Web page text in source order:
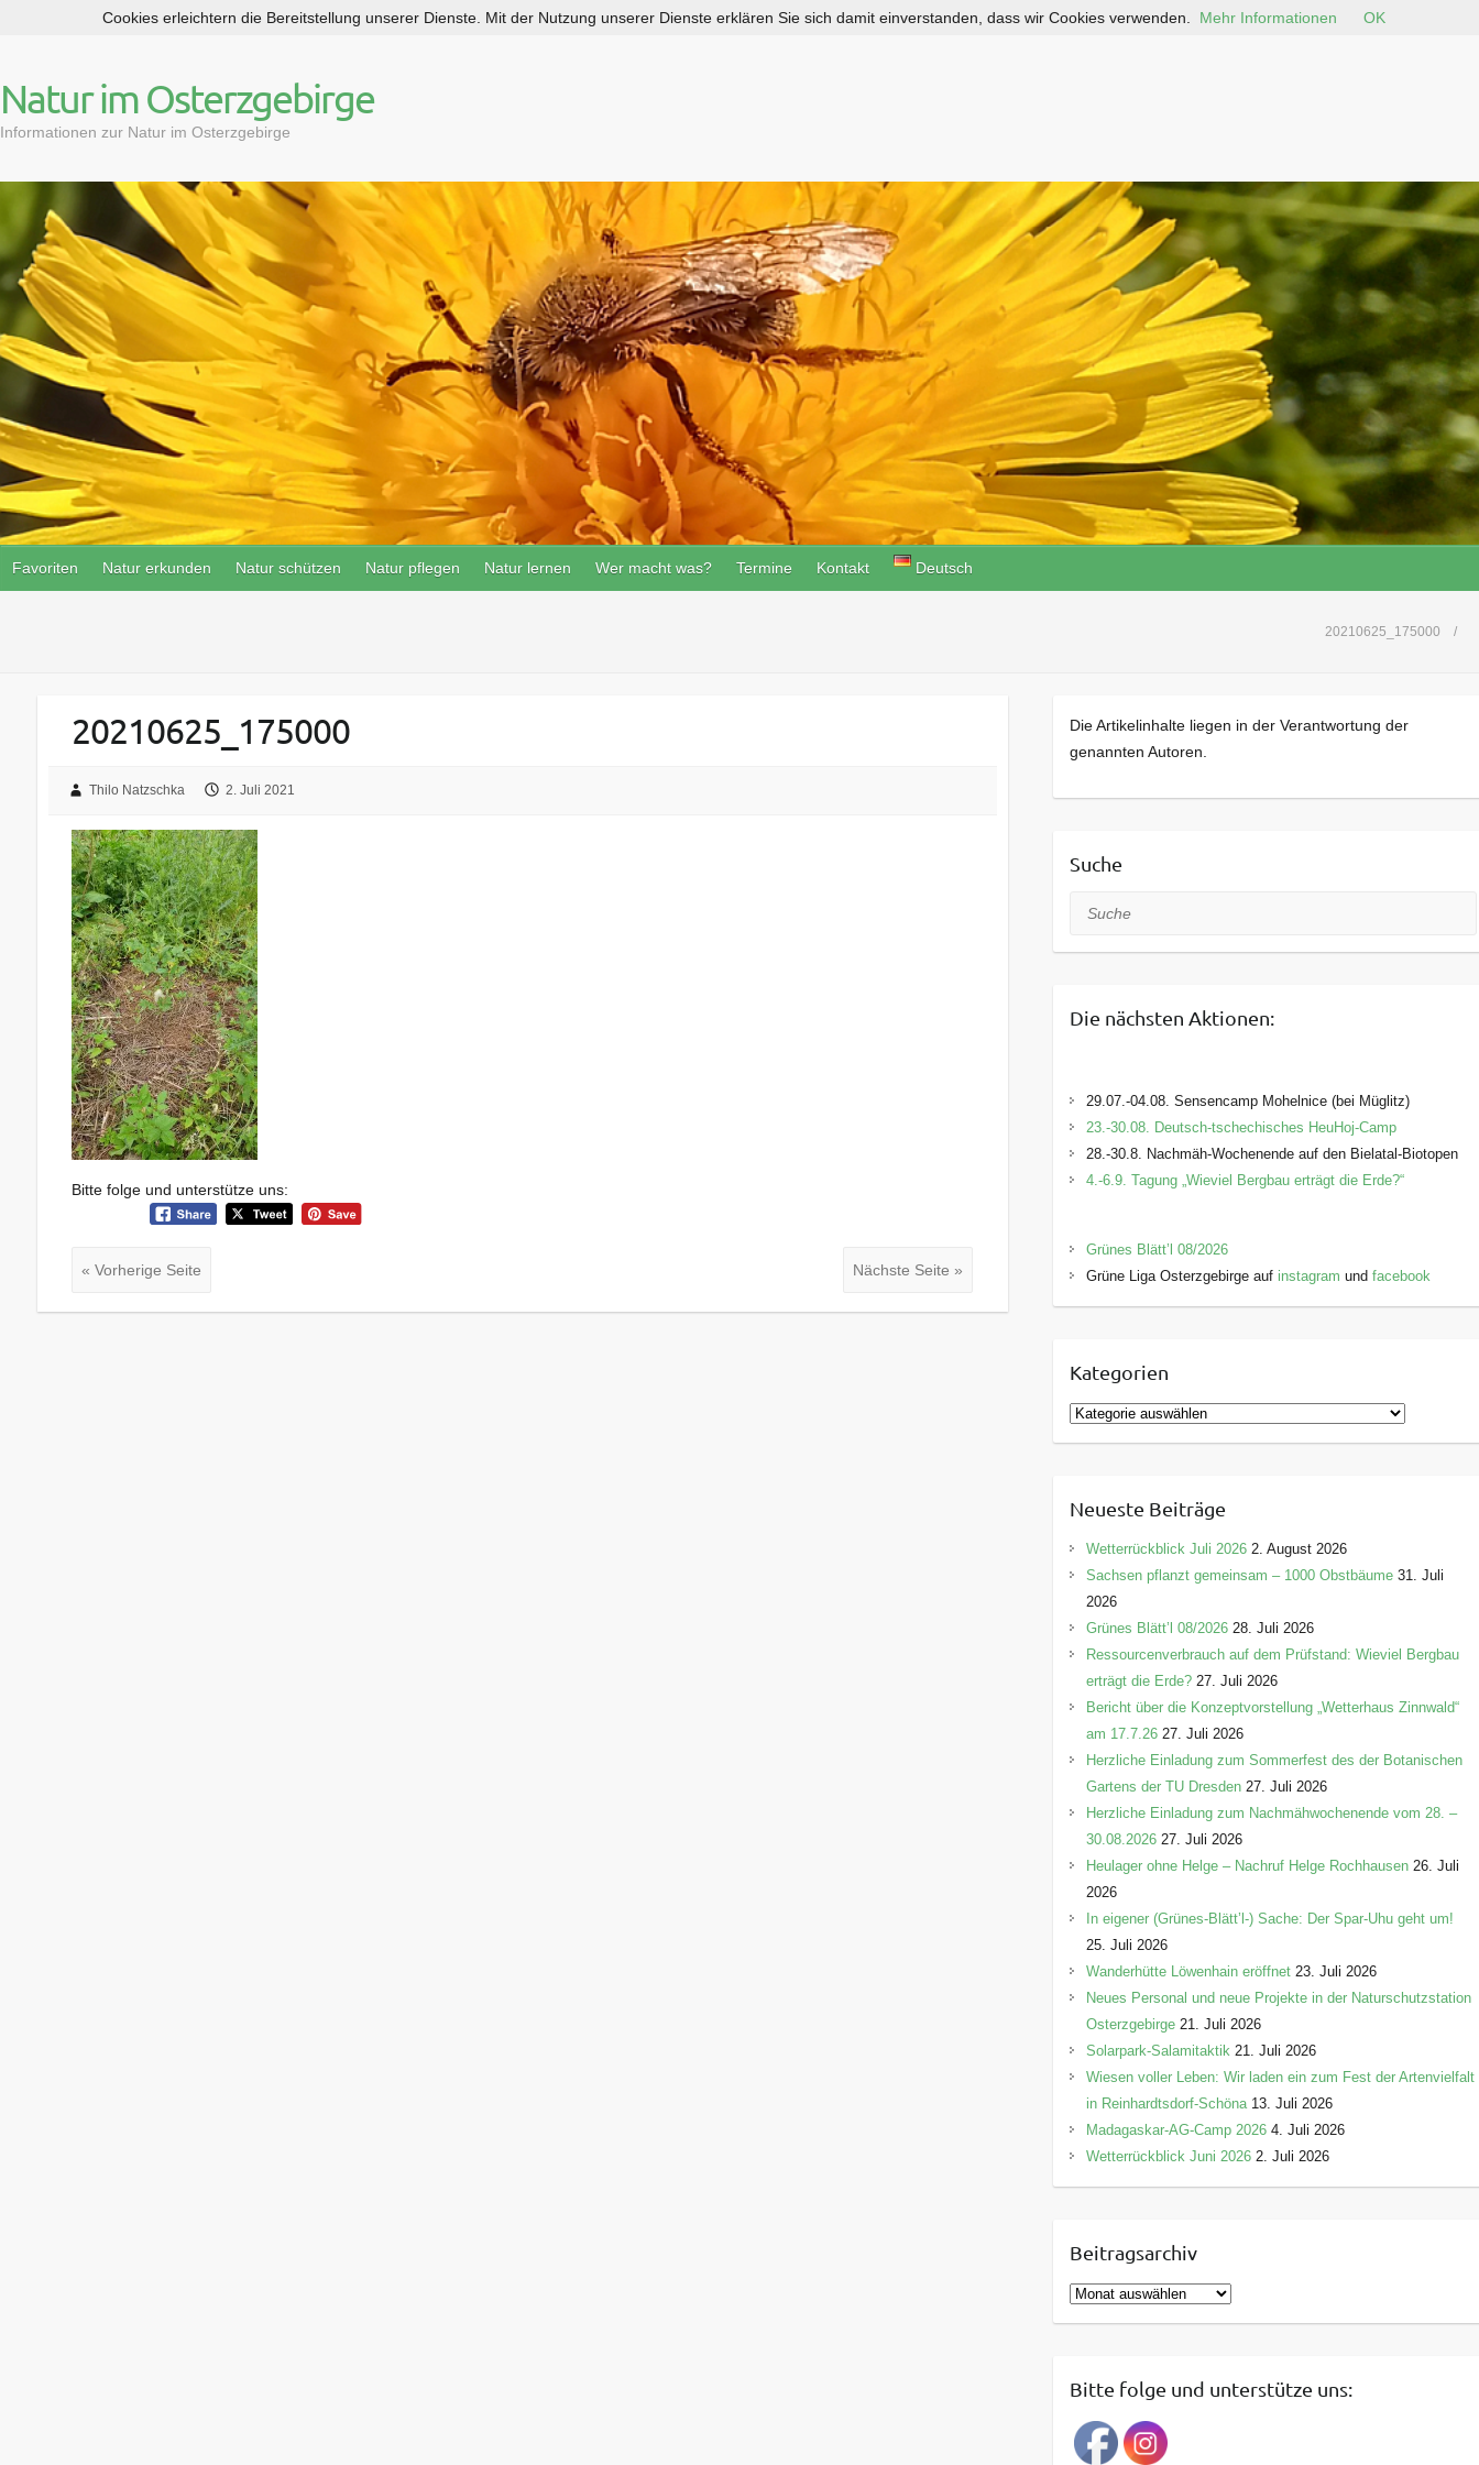
p
t
c
t
t
Natur im Osterzgebirge
Informationen zur Natur im Osterzgebirge
Favoriten Natur erkunden Natur schützen Natur pflegen Natur lernen Wer macht was? Termine Kontakt Deutsch
20210625_175000
20210625_175000
Thilo Natzschka 2. Juli 2021
Bitte folge und unterstütze uns:
« Vorherige Seite Nächste Seite »
Die Artikelinhalte liegen in der Verantwortung der
genannten Autoren.
Suche
Suche
Die nächsten Aktionen:
29.07.-04.08. Sensencamp Mohelnice (bei Müglitz)
23.-30.08. Deutsch-tschechisches HeuHoj-Camp
28.-30.8. Nachmäh-Wochenende auf den Bielatal-Biotopen
4.-6.9. Tagung „Wieviel Bergbau erträgt die Erde?“
Grünes Blätt’l 08/2026
Grüne Liga Osterzgebirge auf instagram und facebook
Kategorien
K
a
g
o
r
e
n
Neueste Beiträge
Wetterrückblick Juli 2026 2. August 2026
Sachsen pflanzt gemeinsam – 1000 Obstbäume 31. Juli
2026
Grünes Blätt’l 08/2026 28. Juli 2026
Ressourcenverbrauch auf dem Prüfstand: Wieviel Bergbau
erträgt die Erde? 27. Juli 2026
Bericht über die Konzeptvorstellung „Wetterhaus Zinnwald“
am 17.7.26 27. Juli 2026
Herzliche Einladung zum Sommerfest des der Botanischen
Gartens der TU Dresden 27. Juli 2026
Herzliche Einladung zum Nachmähwochenende vom 28. –
30.08.2026 27. Juli 2026
Heulager ohne Helge – Nachruf Helge Rochhausen 26. Juli
2026
In eigener (Grünes-Blätt’l-) Sache: Der Spar-Uhu geht um!
25. Juli 2026
Wanderhütte Löwenhain eröffnet 23. Juli 2026
Neues Personal und neue Projekte in der Naturschutzstation
Osterzgebirge 21. Juli 2026
Solarpark-Salamitaktik 21. Juli 2026
Wiesen voller Leben: Wir laden ein zum Fest der Artenvielfalt
in Reinhardtsdorf-Schöna 13. Juli 2026
Madagaskar-AG-Camp 2026 4. Juli 2026
Wetterrückblick Juni 2026 2. Juli 2026
Beitragsarchiv
B
e
r
g
Bitte folge und unterstütze uns:
Cookies erleichtern die Bereitstellung unserer Dienste. Mit der Nutzung unserer Dienste erklären Sie sich damit einverstanden, dass wir Cookies verwenden. Mehr Informationen OK